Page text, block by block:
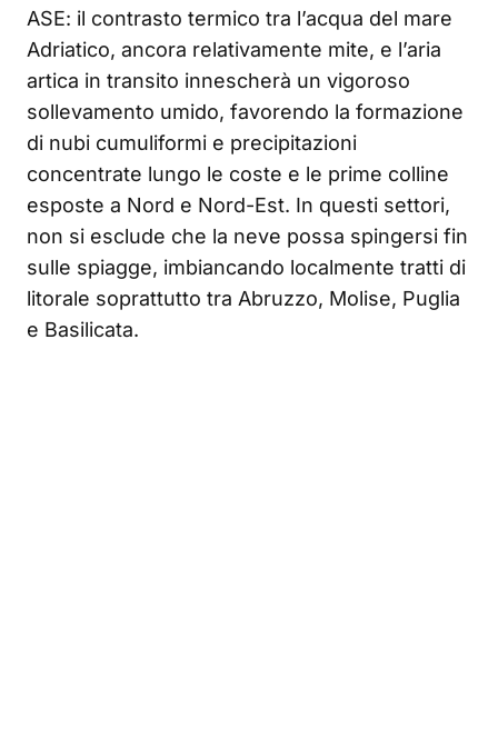
ASE: il contrasto termico tra l’acqua del mare
Adriatico, ancora relativamente mite, e l’aria
artica in transito innescherà un vigoroso
sollevamento umido, favorendo la formazione
di nubi cumuliformi e precipitazioni
concentrate lungo le coste e le prime colline
esposte a Nord e Nord-Est. In questi settori,
non si esclude che la neve possa spingersi fin
sulle spiagge, imbiancando localmente tratti di
litorale soprattutto tra Abruzzo, Molise, Puglia
e Basilicata.